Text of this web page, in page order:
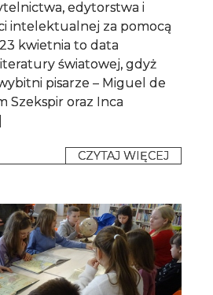
edytorstwa i
intelektualnej za pomocą
kwietnia to data
światowej, gdyż
pisarze – Miguel de
Szekspir oraz Inca
CZYTAJ WIĘCEJ